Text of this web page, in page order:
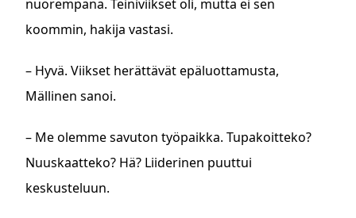
nuorempana. Teiniviikset oli, mutta ei sen
koommin, hakija vastasi.
– Hyvä. Viikset herättävät epäluottamusta,
Mällinen sanoi.
– Me olemme savuton työpaikka. Tupakoitteko?
Nuuskaatteko? Hä? Liiderinen puuttui
keskusteluun.